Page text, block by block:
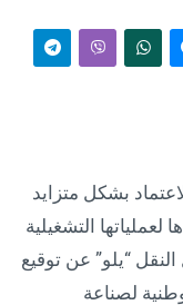
بشكل متزايد
التشغيلية
“يلو” عن توقيع
لصناعة